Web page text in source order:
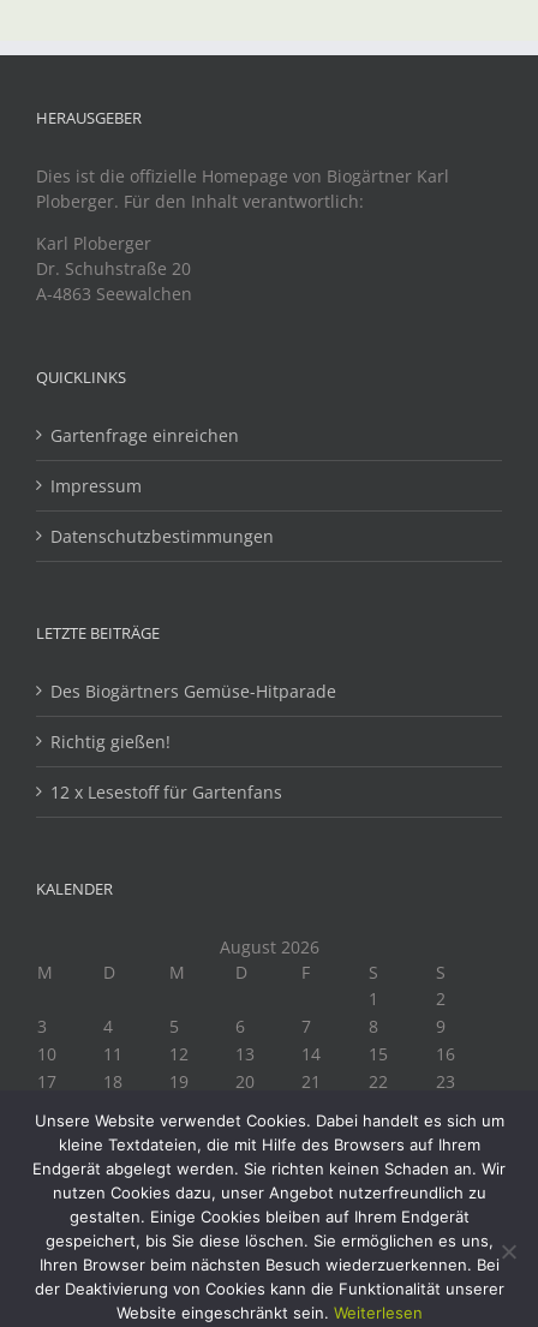
HERAUSGEBER
Dies ist die offizielle Homepage von Biogärtner Karl
Ploberger. Für den Inhalt verantwortlich:
Karl Ploberger
Dr. Schuhstraße 20
A-4863 Seewalchen
QUICKLINKS
Gartenfrage einreichen
Impressum
Datenschutzbestimmungen
LETZTE BEITRÄGE
Des Biogärtners Gemüse-Hitparade
Richtig gießen!
12 x Lesestoff für Gartenfans
KALENDER
August 2026
M
D M D F S
S
1
2
3
4 5 6 7 8
9
10
11 12 13 14 15
16
17
18 19 20 21 22
23
« Juli
Copyright 2019 Biogärtner Ploberger | Alle Rechte vorbehalten
Unsere Website verwendet Cookies. Dabei handelt es sich um
kleine Textdateien, die mit Hilfe des Browsers auf Ihrem
Endgerät abgelegt werden. Sie richten keinen Schaden an. Wir
nutzen Cookies dazu, unser Angebot nutzerfreundlich zu
gestalten. Einige Cookies bleiben auf Ihrem Endgerät
gespeichert, bis Sie diese löschen. Sie ermöglichen es uns,
Ihren Browser beim nächsten Besuch wiederzuerkennen. Bei
der Deaktivierung von Cookies kann die Funktionalität unserer
Website eingeschränkt sein. Weiterlesen